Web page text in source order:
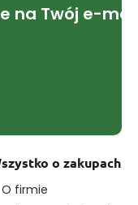
na Twój e-mail
o zakupach
O firmie